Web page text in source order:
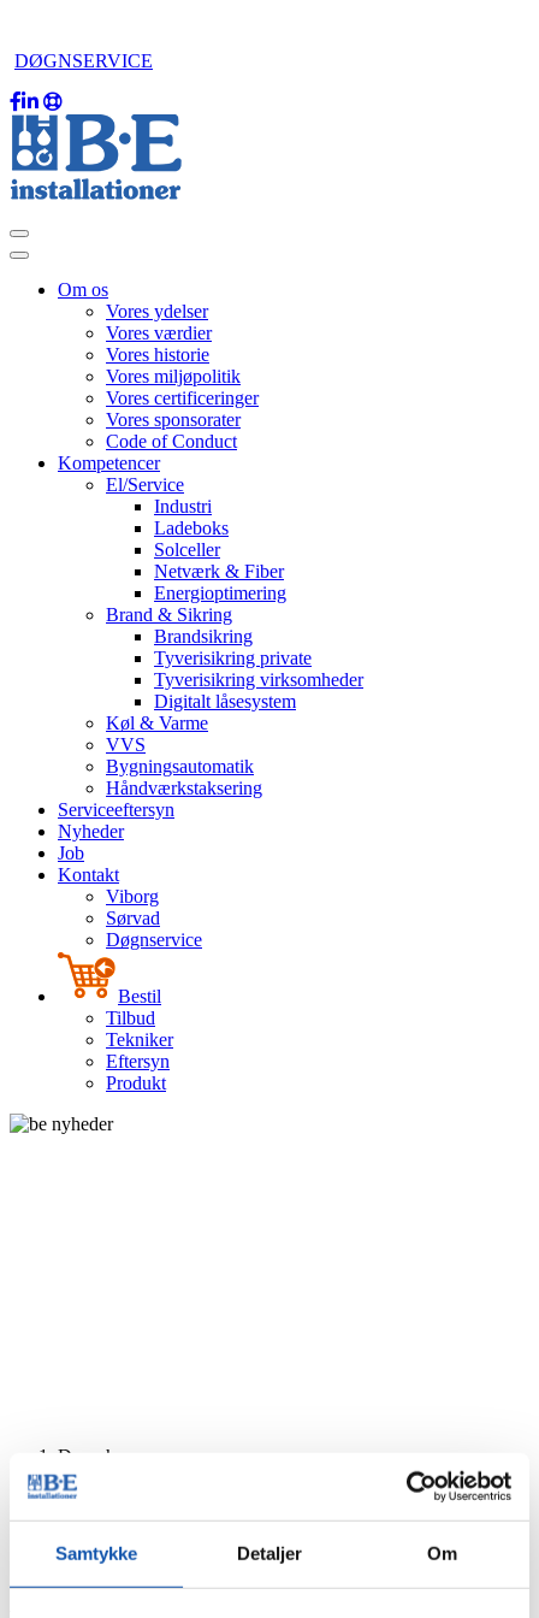
Samtykke Detaljer Om
DØGNSERVICE
Om os
Vores ydelser
Vores værdier
Vores historie
Vores miljøpolitik
Vores certificeringer
Vores sponsorater
Code of Conduct
Kompetencer
El/Service
Industri
Ladeboks
Solceller
Netværk & Fiber
Energioptimering
Brand & Sikring
Brandsikring
Tyverisikring private
Tyverisikring virksomheder
Digitalt låsesystem
Køl & Varme
VVS
Bygningsautomatik
Håndværkstaksering
Serviceeftersyn
Nyheder
Job
Kontakt
Viborg
Sørvad
Døgnservice
Bestil
Tilbud
Tekniker
Eftersyn
Produkt
Du er her:
Forside
Nyheder
B for Bent og E for Erik = BE Installationer